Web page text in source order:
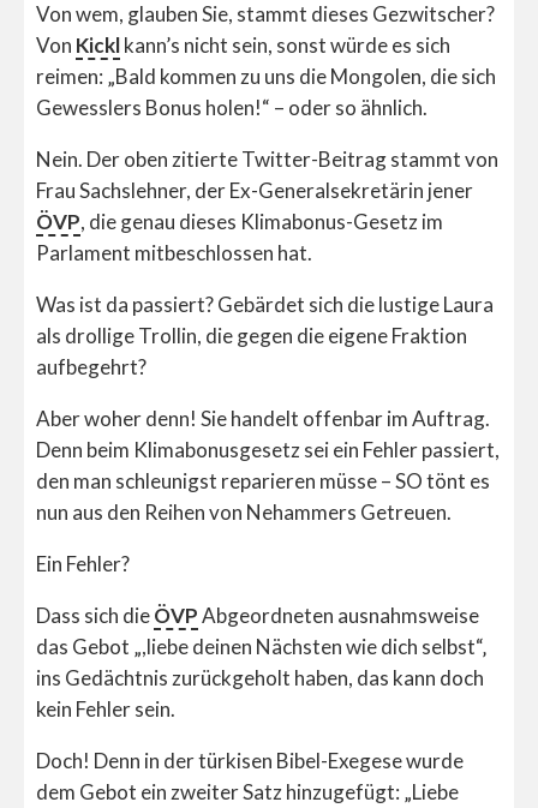
Von wem, glauben Sie, stammt dieses Gezwitscher?
Von Kicklkann’s nicht sein, sonst würde es sich
reimen: „Bald kommen zu uns die Mongolen, die sich
Gewesslers Bonus holen!“ – oder so ähnlich.
Nein. Der oben zitierte Twitter-Beitrag stammt von
Frau Sachslehner, der Ex-Generalsekretärin jener
ÖVP, die genau dieses Klimabonus-Gesetz im
Parlament mitbeschlossen hat.
Was ist da passiert? Gebärdet sich die lustige Laura
als drollige Trollin, die gegen die eigene Fraktion
aufbegehrt?
Aber woher denn! Sie handelt offenbar im Auftrag.
Denn beim Klimabonusgesetz sei ein Fehler passiert,
den man schleunigst reparieren müsse – SO tönt es
nun aus den Reihen von Nehammers Getreuen.
Ein Fehler?
Dass sich dieÖVPAbgeordneten ausnahmsweise
das Gebot „,liebe deinen Nächsten wie dich selbst“‚
ins Gedächtnis zurückgeholt haben, das kann doch
kein Fehler sein.
Doch! Denn in der türkisen Bibel-Exegese wurde
dem Gebot ein zweiter Satz hinzugefügt: „Liebe